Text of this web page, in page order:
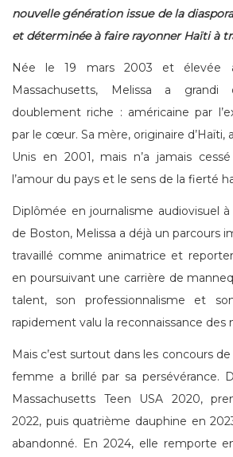
nouvelle génération issue de la
et déterminée à faire rayonner Haïti à
Née le 19 mars 2003 et élevée
Massachusetts, Melissa a
doublement riche : américaine par
par le cœur. Sa mère, originaire d’Haïti,
Unis en 2001, mais n’a jamais
l’amour du pays et le sens de la fierté
Diplômée en journalisme audiovisuel
de Boston, Melissa a déjà un parcours
travaillé comme animatrice et
en poursuivant une carrière de
talent, son professionnalisme et
rapidement valu la reconnaissance des
Mais c’est surtout dans les concours
femme a brillé par sa persévérance.
Massachusetts Teen USA 2020,
2022, puis quatrième dauphine en
abandonné. En 2024, elle remporte